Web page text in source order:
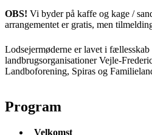
OBS! Vi byder på kaffe og kage /
arrangementet er gratis, men
Lodsejermøderne er lavet i fællesskab
landbrugsorganisationer Vejle-
Landboforening, Spiras og
Program
Velkomst